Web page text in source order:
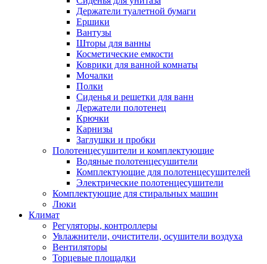
Держатели туалетной бумаги
Ершики
Вантузы
Шторы для ванны
Косметические емкости
Коврики для ванной комнаты
Мочалки
Полки
Сиденья и решетки для ванн
Держатели полотенец
Крючки
Карнизы
Заглушки и пробки
Полотенцесушители и комплектующие
Водяные полотенцесушители
Комплектующие для полотенцесушителей
Электрические полотенцесушители
Комплектующие для стиральных машин
Люки
Климат
Регуляторы, контроллеры
Увлажнители, очистители, осушители воздуха
Вентиляторы
Торцевые площадки